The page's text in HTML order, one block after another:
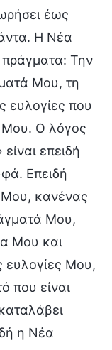
έως
Η Νέα
πράγματα: Την
Μου, τη
ευλογίες που
Μου. Ο λόγος
επειδή
Επειδή
Μου, κανένας
Μου,
Μου και
ευλογίες Μου,
που είναι
η Νέα